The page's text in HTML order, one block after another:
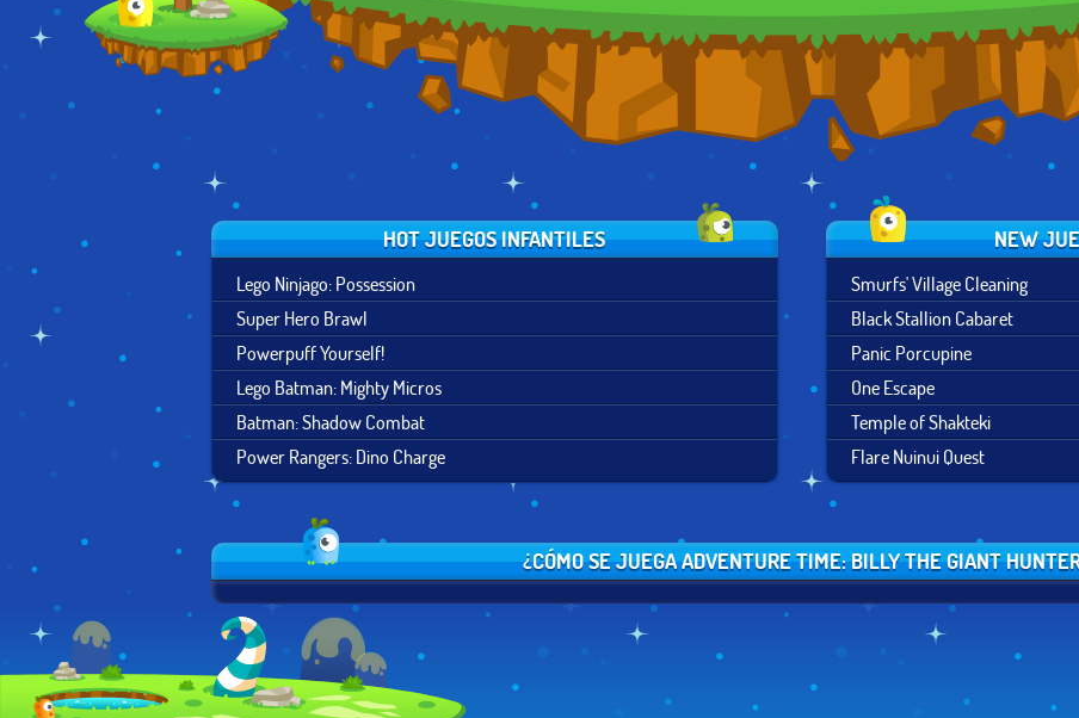
HOT JUEGOS INFANTILES
Lego Ninjago: Possession
Super Hero Brawl
Powerpuff Yourself!
Lego Batman: Mighty Micros
Batman: Shadow Combat
Power Rangers: Dino Charge
NEW
Smurfs' Village Cleaning
Black Stallion Cabaret
Panic Porcupine
One Escape
Temple of Shakteki
Flare Nuinui Quest
¿CÓMO SE JUEGA ADVENTURE TIME: BILLY THE GIANT